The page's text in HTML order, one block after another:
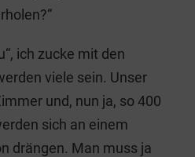
ich zucke mit den
viele sein. Unser
und, nun ja, so 400
sich an einem
drängen. Man muss ja